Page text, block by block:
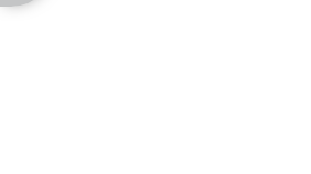
Trijumf "Jedne bitke za
Dodeljene Nagrade